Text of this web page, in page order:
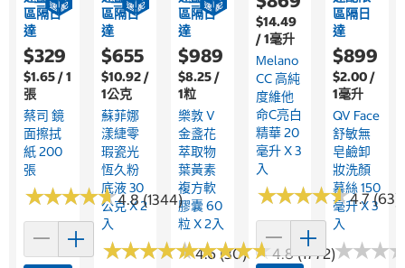
區隔日
達
$329
$1.65 / 1
張
蔡司 鏡
面擦拭
紙 200
張
★★★★★
★★★★★4.8 (1344)
區隔日
達
$655
$10.92 /
1公克
蘇菲娜
漾緁零
瑕瓷光
恆久粉
底液 30
公克 X 2
入
★★★★★
★★★★★4.6 (30)
區隔日
達
$989
$8.25 /
1粒
樂敦 V
金盞花
萃取物
葉黃素
複方軟
膠囊 60
粒 X 2入
★★★★★
★★★★★4.8 (1772)
$14.49
/ 1毫升
Melano
CC 高純
度維他
命C亮白
精華 20
毫升 X 3
入
★★★★★
★★★★★4.7 (63)
區隔日
達
$899
$2.00 /
1毫升
QV Face
舒敏無
皂鹼卸
妝洗顏
慕絲 150
毫升 X 3
入
★★★
★★★